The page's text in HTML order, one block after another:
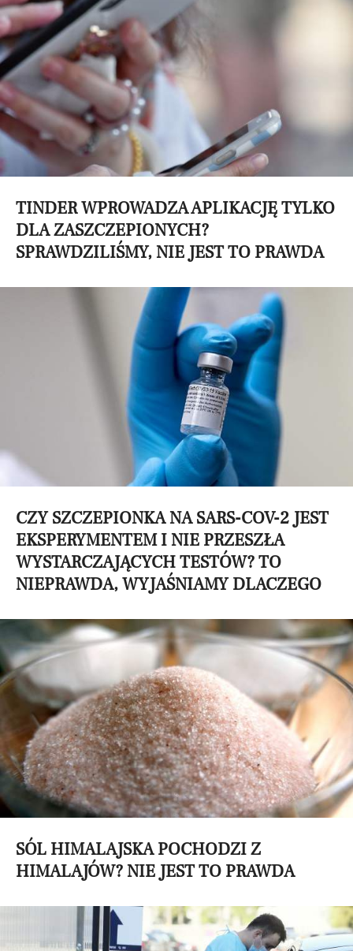
TINDER WPROWADZA APLIKACJĘ TYLKO
DLA ZASZCZEPIONYCH?
SPRAWDZILIŚMY, NIE JEST TO PRAWDA
CZY SZCZEPIONKA NA SARS-COV-2 JEST
EKSPERYMENTEM I NIE PRZESZŁA
WYSTARCZAJĄCYCH TESTÓW? TO
NIEPRAWDA, WYJAŚNIAMY DLACZEGO
SÓL HIMALAJSKA POCHODZI Z
HIMALAJÓW? NIE JEST TO PRAWDA